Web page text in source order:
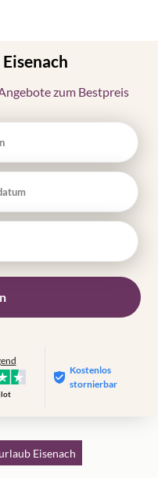
zum Bestpreis
Kostenlos
stornierbar
Eisenach